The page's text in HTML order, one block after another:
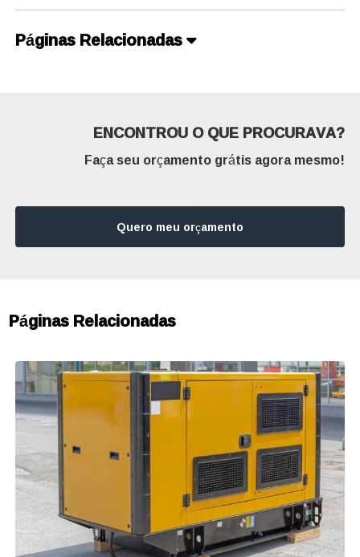
Páginas Relacionadas
ENCONTROU O QUE PROCURAVA?
Faça seu orçamento grátis agora mesmo!
Quero meu orçamento
Páginas Relacionadas